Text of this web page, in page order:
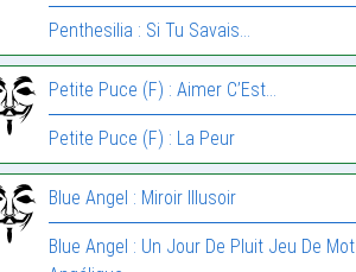
Penthesilia : Si Tu Savais…
Petite Puce (F) : Aimer C’Est…
Petite Puce (F) : La Peur
Blue Angel : Miroir Illusoir
Blue Angel : Un Jour De Pluit Jeu De Mot